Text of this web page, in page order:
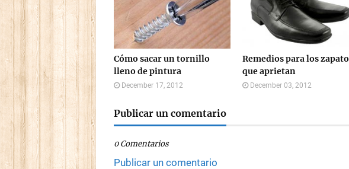
Cómo sacar un tornillo
lleno de pintura
December 17, 2012
Remedios para los
que aprietan
December 03, 2012
Publicar un comentario
0 Comentarios
Publicar un comentario